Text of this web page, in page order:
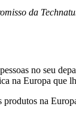
da
no seu
na Europa que
produtos na